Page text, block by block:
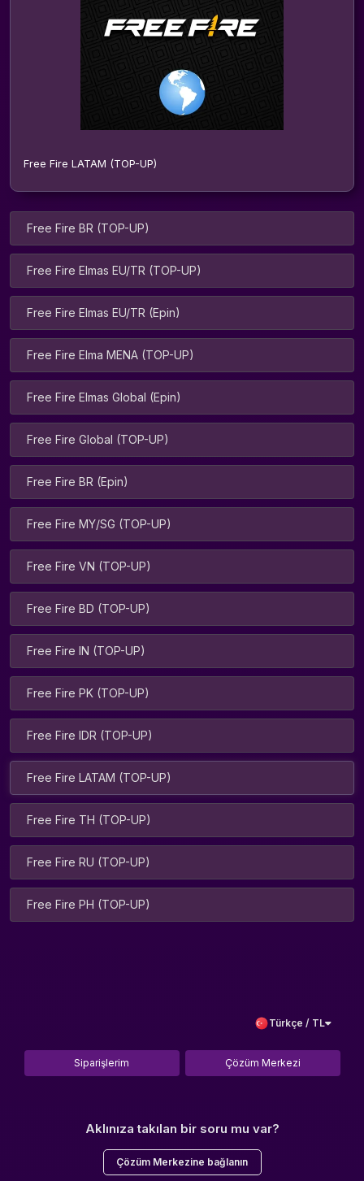
Free Fire LATAM (TOP-UP)
Free Fire BR (TOP-UP)
Free Fire Elmas EU/TR (TOP-UP)
Free Fire Elmas EU/TR (Epin)
Free Fire Elma MENA (TOP-UP)
Free Fire Elmas Global (Epin)
Free Fire Global (TOP-UP)
Free Fire BR (Epin)
Free Fire MY/SG (TOP-UP)
Free Fire VN (TOP-UP)
Free Fire BD (TOP-UP)
Free Fire IN (TOP-UP)
Free Fire PK (TOP-UP)
Free Fire IDR (TOP-UP)
Free Fire LATAM (TOP-UP)
Free Fire TH (TOP-UP)
Free Fire RU (TOP-UP)
Free Fire PH (TOP-UP)
Türkçe / TL
Siparişlerim Çözüm Merkezi
Aklınıza takılan bir soru mu var?
Çözüm Merkezine bağlanın